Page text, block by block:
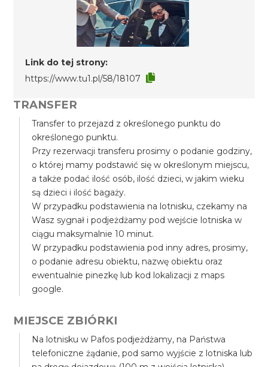
Link do tej strony:
https://www.tu1.pl/58/18107
TRANSFER
Transfer to przejazd z określonego punktu do
określonego punktu.
Przy rezerwacji transferu prosimy o podanie godziny,
o której mamy podstawić się w określonym miejscu,
a także podać ilość osób, ilość dzieci, w jakim wieku
są dzieci i ilość bagaży.
W przypadku podstawienia na lotnisku, czekamy na
Wasz sygnał i podjeżdżamy pod wejście lotniska w
ciągu maksymalnie 10 minut.
W przypadku podstawienia pod inny adres, prosimy,
o podanie adresu obiektu, nazwę obiektu oraz
ewentualnie pinezkę lub kod lokalizacji z maps
google.
MIEJSCE ZBIÓRKI
Na lotnisku w Pafos podjeżdżamy, na Państwa
telefoniczne żądanie, pod samo wyjście z lotniska lub